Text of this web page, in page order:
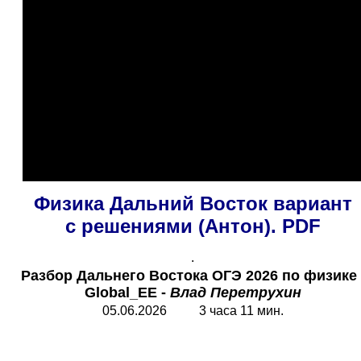
Физика Дальний Восток вариант
с решениями (Антон). PDF
.
Разбор Дальнего Востока ОГЭ 2026 по физике
Global_EE - Влад Перетрухин
05.06.2026 3 часа 11 мин.